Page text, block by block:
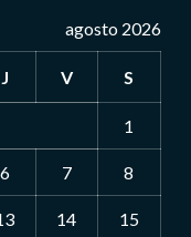
agosto 2026
J V S
1
6 7 8
14 15